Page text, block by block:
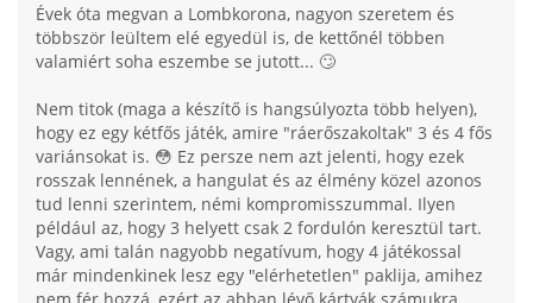
Évek óta megvan a Lombkorona, nagyon szeretem és
többször leültem elé egyedül is, de kettőnél többen
valamiért soha eszembe se jutott... 🙄
Nem titok (maga a készítő is hangsúlyozta több helyen),
hogy ez egy kétfős játék, amire "ráerőszakoltak" 3 és 4 fős
variánsokat is. 😳 Ez persze nem azt jelenti, hogy ezek
rosszak lennének, a hangulat és az élmény közel azonos
tud lenni szerintem, némi kompromisszummal. Ilyen
például az, hogy 3 helyett csak 2 fordulón keresztül tart.
Vagy, ami talán nagyobb negatívum, hogy 4 játékossal
már mindenkinek lesz egy "elérhetetlen" paklija, amihez
nem fér hozzá, ezért az abban lévő kártyák számukra